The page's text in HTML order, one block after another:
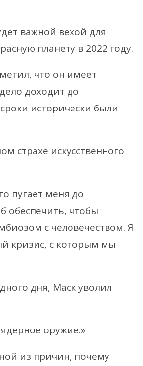
важной вехой для
планету в 2022 году.
что он имеет
доходит до
исторически были
страхе искусственного
пугает меня до
обеспечить, чтобы
с человечеством. Я
кризис, с которым мы
дня, Маск уволил
оружие.»
из причин, почему